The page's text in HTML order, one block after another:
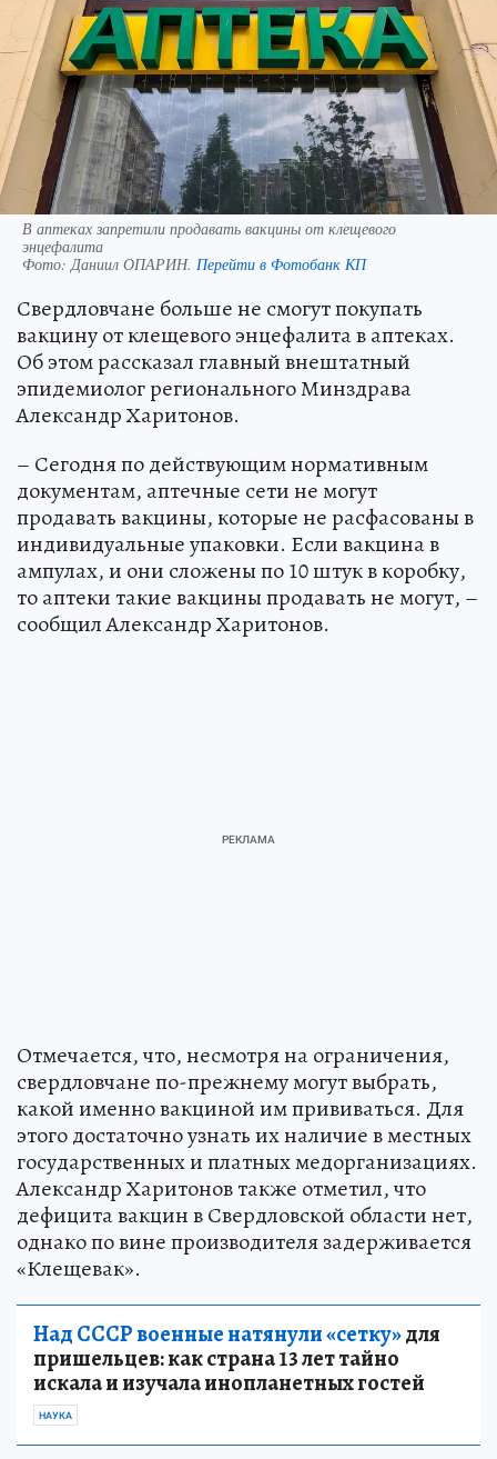
В аптеках запретили продавать вакцины от клещевого
энцефалита
Фото: Даниил ОПАРИН. Перейти в Фотобанк КП
Свердловчане больше не смогут покупать
вакцину от клещевого энцефалита в аптеках.
Об этом рассказал главный внештатный
эпидемиолог регионального Минздрава
Александр Харитонов.
– Сегодня по действующим нормативным
документам, аптечные сети не могут
продавать вакцины, которые не расфасованы в
индивидуальные упаковки. Если вакцина в
ампулах, и они сложены по 10 штук в коробку,
то аптеки такие вакцины продавать не могут, –
сообщил Александр Харитонов.
Отмечается, что, несмотря на ограничения,
свердловчане по-прежнему могут выбрать,
какой именно вакциной им прививаться. Для
этого достаточно узнать их наличие в местных
государственных и платных медорганизациях.
Александр Харитонов также отметил, что
дефицита вакцин в Свердловской области нет,
однако по вине производителя задерживается
«Клещевак».
Над СССР военные натянули «сетку»для
пришельцев: как страна 13 лет тайно
искала и изучала инопланетных гостей
НАУКА